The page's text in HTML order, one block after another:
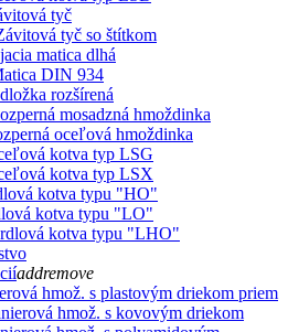
tyč
tyč so štítkom
matica dlhá
DIN 934
rozšírená
mosadzná hmoždinka
oceľová hmoždinka
kotva typ LSG
kotva typ LSX
kotva typu "HO"
kotva typu "LO"
kotva typu "LHO"
addremove
hmož. s plastovým driekom priem
hmož. s kovovým driekom